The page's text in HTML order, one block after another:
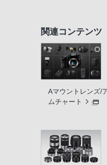
関連コンテンツ
Aマウントレンズ/
ムチャート